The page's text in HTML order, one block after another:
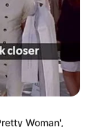
Woman',